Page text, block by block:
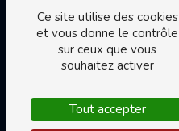
Ce site utilise des cookies
et vous donne le contrôle
sur ceux que vous
souhaitez activer
Tout accepter